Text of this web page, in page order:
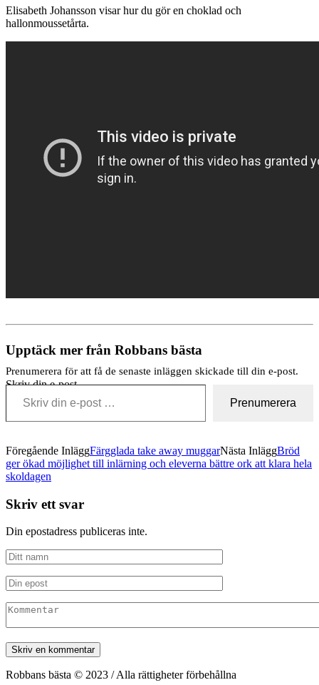
Elisabeth Johansson visar hur du gör en choklad och
hallonmoussetårta.
Upptäck mer från Robbans bästa
Prenumerera för att få de senaste inläggen skickade till din e-post.
Skriv din e-post …
Prenumerera
Föregående InläggFärgglada take away muggarNästa InläggBröd
ger ökad möjlighet till inlärning och eleverna bättre ork att klara hela
skoldagen
Skriv ett svar
Din epostadress publiceras inte.
Robbans bästa © 2023 / Alla rättigheter förbehållna